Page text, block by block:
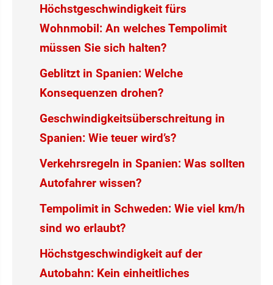
Höchstgeschwindigkeit fürs
Wohnmobil: An welches Tempolimit
müssen Sie sich halten?
Geblitzt in Spanien: Welche
Konsequenzen drohen?
Geschwindigkeitsüberschreitung in
Spanien: Wie teuer wird’s?
Verkehrsregeln in Spanien: Was sollten
Autofahrer wissen?
Tempolimit in Schweden: Wie viel km/h
sind wo erlaubt?
Höchstgeschwindigkeit auf der
Autobahn: Kein einheitliches